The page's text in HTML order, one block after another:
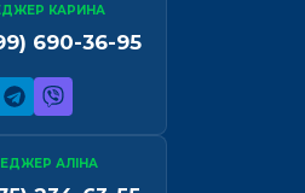
КАРИНА
690-36-95
АЛІНА